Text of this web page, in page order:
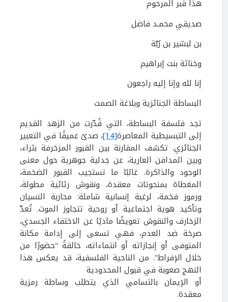
هذا قبر المرحوم
صديقي محمـد فاضل
بن لبشير بن رُبّة
وخناثة بنت إبراهيم
إنا لله وإنا إليه راجعون
البساطة الجنائزية وبلاغة الصمت
تجد فلسفة البساطة، التي قُدّرت من الزهد القديم
إلى التبسيطية المعاصرة[14]، صدىً عميقًا في التعبير
الجنائزي. تكشف المقارنة بين القبور المزخرفة بثراء،
وبين المدافن العارية، عن جدلية جوهرية حول معنى
الوجود والذاكرة. غالبًا ما تستجيب القبور الضخمة،
المغطاة بمنحوتات معقدة، ونقوش رثائية مطولة،
ورموز فخمة، لرغبة إنسانية شاملة: محاربة النسيان
وتأكيد هوية اجتماعية أو روحية تتجاوز الموت. تُعدّ
الزخارف والنقوش تعويضًا ماديًا عن الاختفاء الجسدي،
صرخة ضد العدم، فهي تسعى إلى إدامة مكانة
المتوفى أو إنجازاته أو انتماءاته، خالقةً "حضورًا من
خلال الإفراط". من الناحية الفلسفية، قد يعكس هذا
النهج صعوبة في قبول المحدودية
أو الإيمان بالتسامي الذي يتطلب وساطة رمزية
معقدة.